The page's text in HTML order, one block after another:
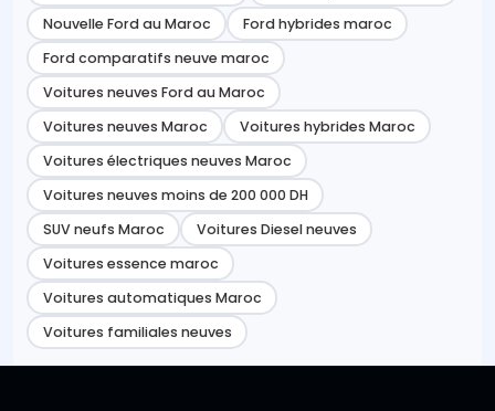
Nouvelle Ford au Maroc
Ford hybrides maroc
Ford comparatifs neuve maroc
Voitures neuves Ford au Maroc
Voitures neuves Maroc
Voitures hybrides Maroc
Voitures électriques neuves Maroc
Voitures neuves moins de 200 000 DH
SUV neufs Maroc
Voitures Diesel neuves
Voitures essence maroc
Voitures automatiques Maroc
Voitures familiales neuves